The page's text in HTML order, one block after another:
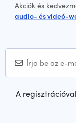
Akciók és
audio- és videó-
A